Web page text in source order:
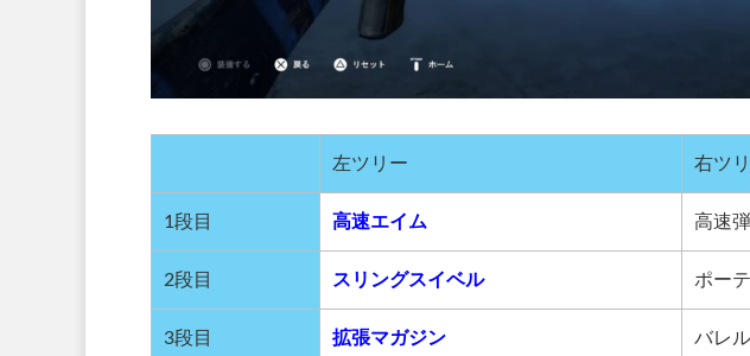
左ツリー 右ツ
1段目 高速エイム 高速弾
2段目 スリングスイベル ポー
3段目 拡張マガジン バレ